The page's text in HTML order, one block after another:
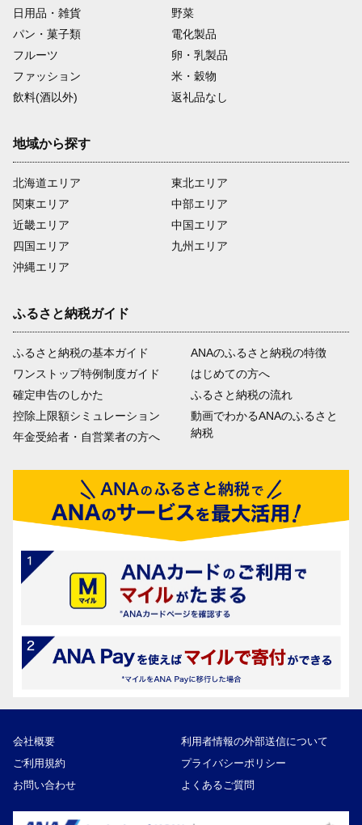
日用品・雑貨
野菜
パン・菓子類
電化製品
フルーツ
卵・乳製品
ファッション
米・穀物
飲料(酒以外)
返礼品なし
地域から探す
北海道エリア
関東エリア
近畿エリア
四国エリア
沖縄エリア
東北エリア
中部エリア
中国エリア
九州エリア
ふるさと納税ガイド
ふるさと納税の基本ガイド
ワンストップ特例制度ガイド
確定申告のしかた
控除上限額シミュレーション
年金受給者・自営業者の方へ
ANAのふるさと納税の特徴
はじめての方へ
ふるさと納税の流れ
動画でわかるANAのふるさと
納税
会社概要
利用者情報の外部送信について
ご利用規約
プライバシーポリシー
お問い合わせ
よくあるご質問